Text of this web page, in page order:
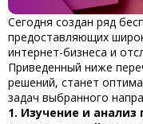
Сегодня создан ряд
предоставляющих
интернет-бизнеса и
Приведенный ниже
решений, станет
задач выбранного
1. Изучение и